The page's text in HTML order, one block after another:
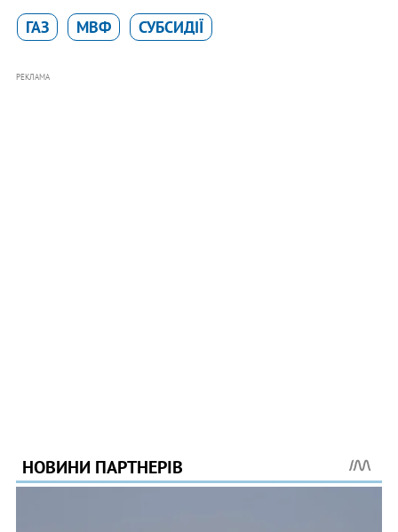
ГАЗ МВФ СУБСИДІЇ
РЕКЛАМА